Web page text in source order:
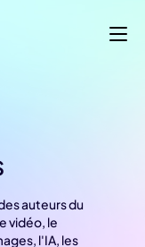
auteurs du
vidéo, le
l'IA, les